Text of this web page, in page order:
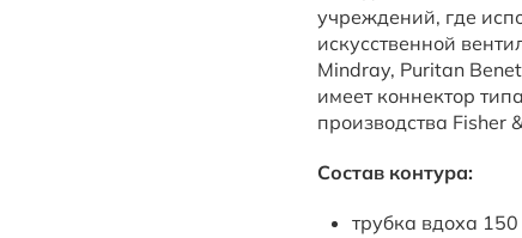
учреждений, где
искусственной
Mindray, Puritan
имеет коннектор
производства Fisher
Состав контура:
трубка вдоха